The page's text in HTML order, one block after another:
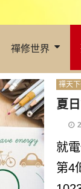
禪修世界
禪天
夏
就
第4